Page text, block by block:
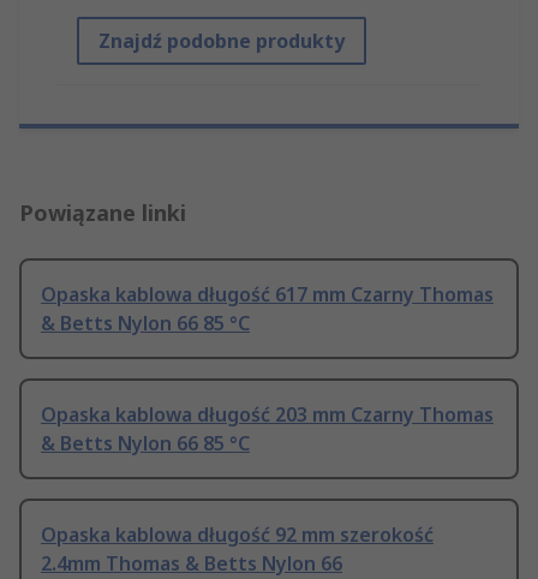
Znajdź podobne produkty
Powiązane linki
Opaska kablowa długość 617 mm Czarny Thomas
& Betts Nylon 66 85 °C
Opaska kablowa długość 203 mm Czarny Thomas
& Betts Nylon 66 85 °C
Opaska kablowa długość 92 mm szerokość
2.4mm Thomas & Betts Nylon 66